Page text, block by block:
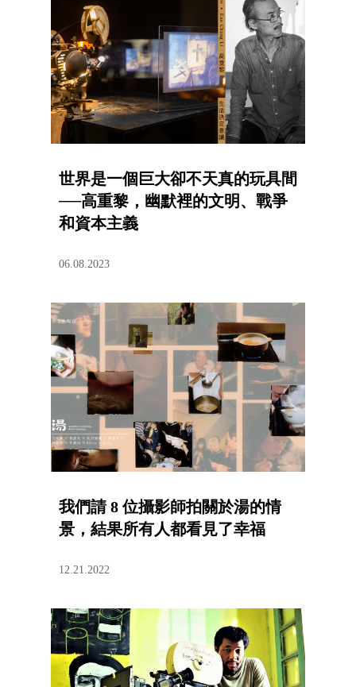
世界是一個巨大卻不天真的玩具間
──高重黎，幽默裡的文明、戰爭
和資本主義
06.08.2023
我們請 8 位攝影師拍關於湯的情
景，結果所有人都看見了幸福
12.21.2022